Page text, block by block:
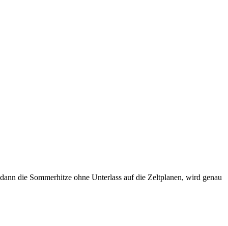
die Sommerhitze ohne Unterlass auf die Zeltplanen, wird genau